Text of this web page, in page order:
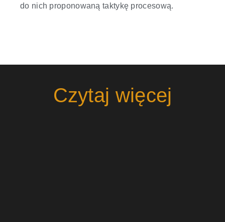
do nich proponowaną taktykę procesową.
Czytaj więcej